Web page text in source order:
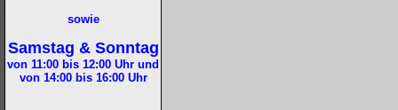
sowie
Samstag & Sonntag
von 11:00 bis 12:00 Uhr und
von 14:00 bis 16:00Uhr